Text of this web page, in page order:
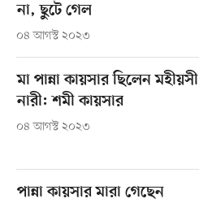
না, ছুটে গেল
০৪ আগস্ট ২০২৩
মা পান্না কায়সার ছিলেন মহীয়সী
নারী: শমী কায়সার
০৪ আগস্ট ২০২৩
পান্না কায়সার মারা গেছেন